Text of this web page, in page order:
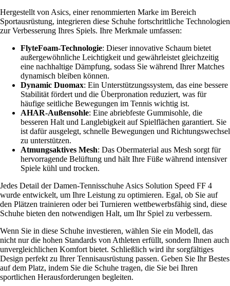
Hergestellt von Asics, einer renommierten Marke im Bereich
Sportausrüstung, integrieren diese Schuhe fortschrittliche Technologien
zur Verbesserung Ihres Spiels. Ihre Merkmale umfassen:
FlyteFoam-Technologie: Dieser innovative Schaum bietet
außergewöhnliche Leichtigkeit und gewährleistet gleichzeitig
eine nachhaltige Dämpfung, sodass Sie während Ihrer Matches
dynamisch bleiben können.
Dynamic Duomax: Ein Unterstützungssystem, das eine bessere
Stabilität fördert und die Überpronation reduziert, was für
häufige seitliche Bewegungen im Tennis wichtig ist.
AHAR-Außensohle: Eine abriebfeste Gummisohle, die
besseren Halt und Langlebigkeit auf Spielflächen garantiert. Sie
ist dafür ausgelegt, schnelle Bewegungen und Richtungswechsel
zu unterstützen.
Atmungsaktives Mesh: Das Obermaterial aus Mesh sorgt für
hervorragende Belüftung und hält Ihre Füße während intensiver
Spiele kühl und trocken.
Jedes Detail der Damen-Tennisschuhe Asics Solution Speed FF 4
wurde entwickelt, um Ihre Leistung zu optimieren. Egal, ob Sie auf
den Plätzen trainieren oder bei Turnieren wettbewerbsfähig sind, diese
Schuhe bieten den notwendigen Halt, um Ihr Spiel zu verbessern.
Wenn Sie in diese Schuhe investieren, wählen Sie ein Modell, das
nicht nur die hohen Standards von Athleten erfüllt, sondern Ihnen auch
unvergleichlichen Komfort bietet. Schließlich wird ihr sorgfältiges
Design perfekt zu Ihrer Tennisausrüstung passen. Geben Sie Ihr Bestes
auf dem Platz, indem Sie die Schuhe tragen, die Sie bei Ihren
sportlichen Herausforderungen begleiten.